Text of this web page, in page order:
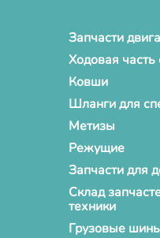
Запчасти
Ходовая часть
Ковши
Шланги для
Метизы
Режущие
Запчасти для
Склад
техники
Грузовые